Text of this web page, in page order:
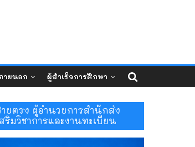
ายนอก ผู้สำเร็จการศึกษา
ยตรง ผู้อำนวยการสำนักส่ง
ริมวิชาการและงานทะเบียน